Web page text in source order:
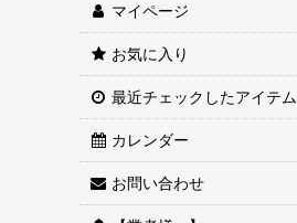
マイページ
お気に入り
最近チェックしたアイテム
カレンダー
お問い合わせ